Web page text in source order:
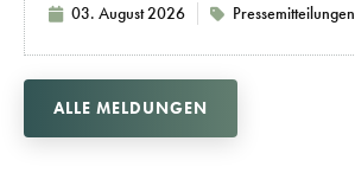
03. August 2026 Pressemitteilungen
ALLE MELDUNGEN